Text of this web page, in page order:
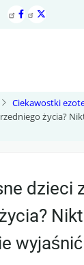
Ciekawostki
życia?
dzieci